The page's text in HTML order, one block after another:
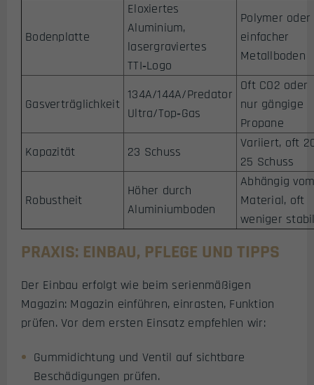
Bodenplatte
Eloxiertes
Aluminium,
lasergraviertes
TTI‑Logo
Polymer oder
einfacher
Metallboden
Gasverträglichkeit
134A/144A/Predator
Ultra/Top‑Gas
Oft CO2 oder
nur gängige
Propane
Kapazität
23 Schuss
Variiert, oft
25 Schuss
Robustheit
Höher durch
Aluminiumboden
Abhängig
Material, oft
weniger
PRAXIS: EINBAU, PFLEGE UND TIPPS
Der Einbau erfolgt wie beim serienmäßigen
Magazin: Magazin einführen, einrasten, Funktion
prüfen. Vor dem ersten Einsatz empfehlen wir:
Gummidichtung und Ventil auf sichtbare
Beschädigungen prüfen.